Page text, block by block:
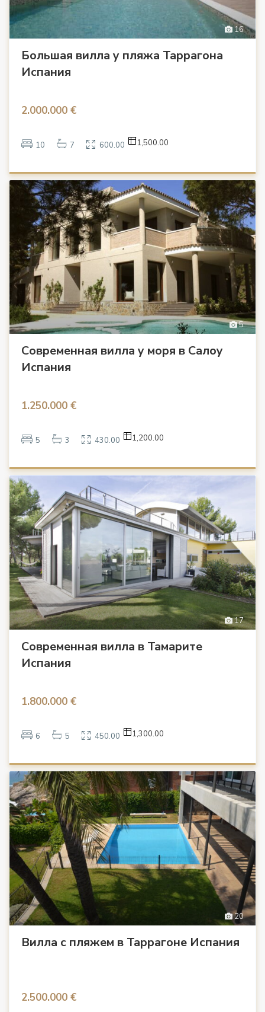
16
Большая вилла у пляжа Таррагона
Испания
2.000.000 €
10 7 600.00 1,500.00
5
Современная вилла у моря в Салоу
Испания
1.250.000 €
5 3 430.00 1,200.00
17
Современная вилла в Тамарите
Испания
1.800.000 €
6 5 450.00 1,300.00
20
Вилла с пляжем в Таррагоне Испания
2.500.000 €